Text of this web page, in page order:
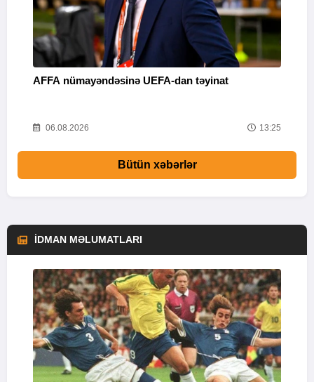
AFFA nümayəndəsinə UEFA-dan təyinat
06.08.2026 13:25
Bütün xəbərlər
İDMAN MƏLUMATLARI